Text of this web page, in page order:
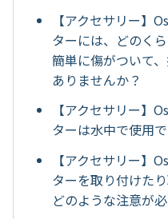
【アクセサリー】
ターには、どのく
簡単に傷がついて
ありませんか？
【アクセサリー】
ターは水中で使用
【アクセサリー】
ターを取り付けた
どのような注意が